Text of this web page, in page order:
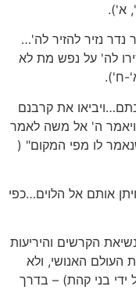
א').
נדר נזיר להזיר לה'…
לה' על נפש מת לא
ח').
את קרבנם
ה' אל משה לאמר
לו מפי המקום" (
אותם אל הלוים…כפי
הקרשים והיריעות
העולם האנושי, ולא
ידי בני קהת) – בדרך